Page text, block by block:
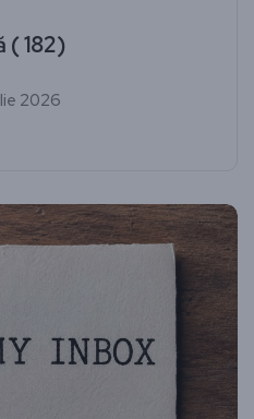
( 182)
2026